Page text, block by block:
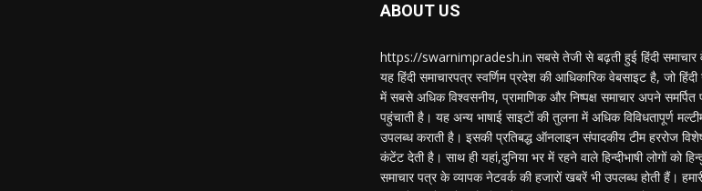
ABOUT US
https://swarnimpradesh.in सबसे तेजी से बढ़ती हुई हिंदी समाचार
यह हिंदी समाचारपत्र स्वर्णिम प्रदेश की आधिकारिक वेबसाइट है, जो
में सबसे अधिक विश्वसनीय, प्रामाणिक और निष्पक्ष समाचार अपने समर्पित
पहुंचाती है। यह अन्य भाषाई साइटों की तुलना में अधिक विविधतापूर्ण
उपलब्ध कराती है। इसकी प्रतिबद्ध ऑनलाइन संपादकीय टीम हररोज
कंटेंट देती है। साथ ही यहां,दुनिया भर में रहने वाले हिन्दीभाषी लोगों को
समाचार पत्र के व्यापक नेटवर्क की हजारों खबरें भी उपलब्ध होती हैं।